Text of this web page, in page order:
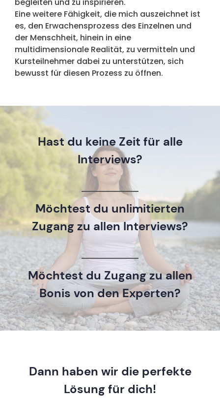
begleiten und zu inspirieren.
Eine weitere Fähigkeit, die mich auszeichnet ist
es, den Erwachensprozess des Einzelnen und
der Menschheit, hinein in eine
multidimensionale Realität, zu vermitteln und
Kursteilnehmer dabei zu unterstützen, sich
bewusst für diesen Prozess zu öffnen.
Hast du keine Zeit für alle
Interviews?
Möchtest du unlimitierten
Zugang zu allen Interviews?
Möchtest du Zugang zu allen
Bonis von den Experten?
Dann haben wir die perfekte
Lösung für dich!